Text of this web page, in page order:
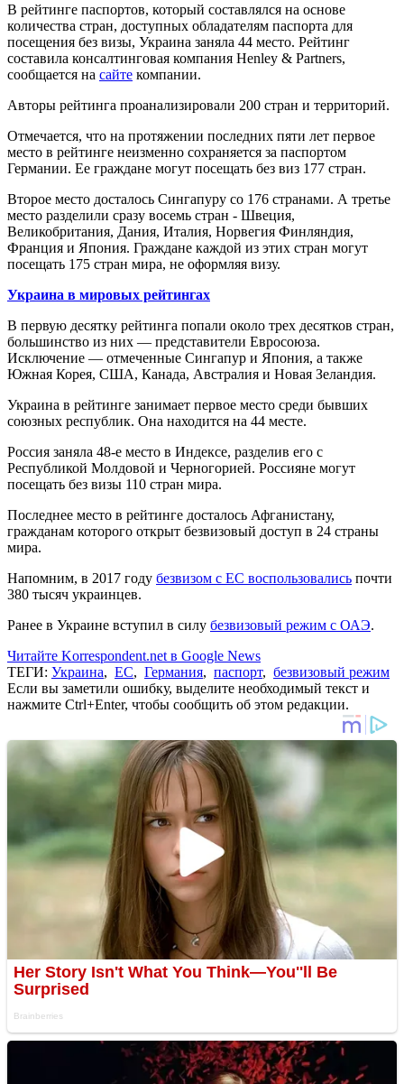
В рейтинге паспортов, который составлялся на основе
количества стран, доступных обладателям паспорта для
посещения без визы, Украина заняла 44 место. Рейтинг
составила консалтинговая компания Henley & Partners,
сообщается на сайте компании.
Авторы рейтинга проанализировали 200 стран и территорий.
Отмечается, что на протяжении последних пяти лет первое
место в рейтинге неизменно сохраняется за паспортом
Германии. Ее граждане могут посещать без виз 177 стран.
Второе место досталось Сингапуру со 176 странами. А третье
место разделили сразу восемь стран - Швеция,
Великобритания, Дания, Италия, Норвегия Финляндия,
Франция и Япония. Граждане каждой из этих стран могут
посещать 175 стран мира, не оформляя визу.
Украина в мировых рейтингах
В первую десятку рейтинга попали около трех десятков стран,
большинство из них — представители Евросоюза.
Исключение — отмеченные Сингапур и Япония, а также
Южная Корея, США, Канада, Австралия и Новая Зеландия.
Украина в рейтинге занимает первое место среди бывших
союзных республик. Она находится на 44 месте.
Россия заняла 48-е место в Индексе, разделив его с
Республикой Молдовой и Черногорией. Россияне могут
посещать без визы 110 стран мира.
Последнее место в рейтинге досталось Афганистану,
гражданам которого открыт безвизовый доступ в 24 страны
мира.
Напомним, в 2017 году безвизом с ЕС воспользовались почти
380 тысяч украинцев.
Ранее в Украине вступил в силу безвизовый режим с ОАЭ.
Читайте Korrespondent.net в Google News
ТЕГИ: Украина, ЕС, Германия, паспорт, безвизовый режим
Если вы заметили ошибку, выделите необходимый текст и
нажмите Ctrl+Enter, чтобы сообщить об этом редакции.